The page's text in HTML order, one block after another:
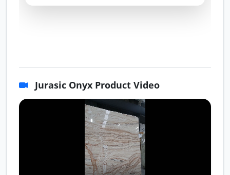
Jurasic Onyx Product Video